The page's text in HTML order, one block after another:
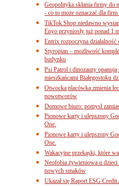
Geopolityka skłania firmy do
- co to może oznaczać dla
TikTok Shop niedawno
Enyo przyniosły już ponad 1
Entrix rozpoczyna
Styropian – możliwość
budynku
Psi Patrol i dinozaury opanują
mieszkańcami Białegostoku
Otwocka placówka zmienia
nowotworów
Domowe biuro: pomysł
Pionowe karty i ulepszony
One.
Pionowe karty i ulepszony
One.
Wakacyjne przekąski, które
Neofobia żywieniowa u dzieci
nowych smaków
Ukazał się Raport ESG